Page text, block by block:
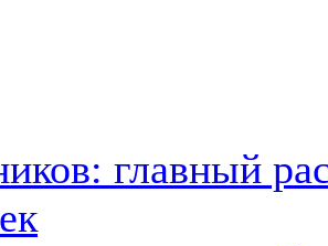
главный